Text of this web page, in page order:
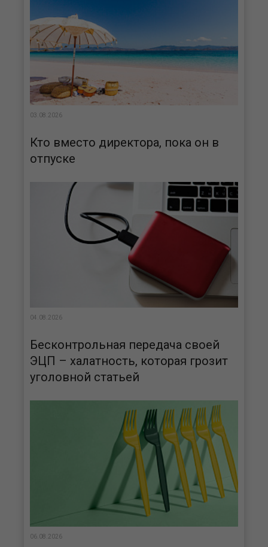
03.08.2026
Кто вместо директора, пока он в
отпуске
04.08.2026
Бесконтрольная передача своей
ЭЦП – халатность, которая грозит
уголовной статьей
06.08.2026